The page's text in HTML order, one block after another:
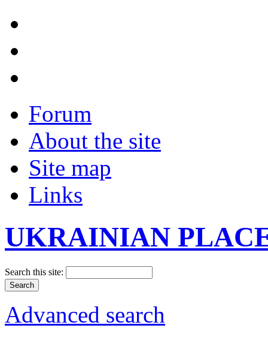
Forum
About the site
Site map
Links
UKRAINIAN
Search this site:
Advanced search